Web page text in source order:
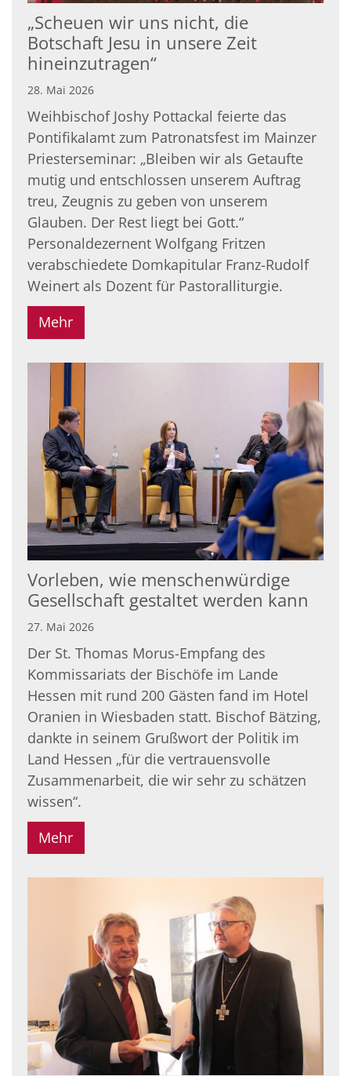
„Scheuen wir uns nicht, die
Botschaft Jesu in unsere Zeit
hineinzutragen“
28. Mai 2026
Weihbischof Joshy Pottackal feierte das
Pontifikalamt zum Patronatsfest im Mainzer
Priesterseminar: „Bleiben wir als Getaufte
mutig und entschlossen unserem Auftrag
treu, Zeugnis zu geben von unserem
Glauben. Der Rest liegt bei Gott.“
Personaldezernent Wolfgang Fritzen
verabschiedete Domkapitular Franz-Rudolf
Weinert als Dozent für Pastoralliturgie.
Mehr
Vorleben, wie menschenwürdige
Gesellschaft gestaltet werden kann
27. Mai 2026
Der St. Thomas Morus-Empfang des
Kommissariats der Bischöfe im Lande
Hessen mit rund 200 Gästen fand im Hotel
Oranien in Wiesbaden statt. Bischof Bätzing,
dankte in seinem Grußwort der Politik im
Land Hessen „für die vertrauensvolle
Zusammenarbeit, die wir sehr zu schätzen
wissen“.
Mehr